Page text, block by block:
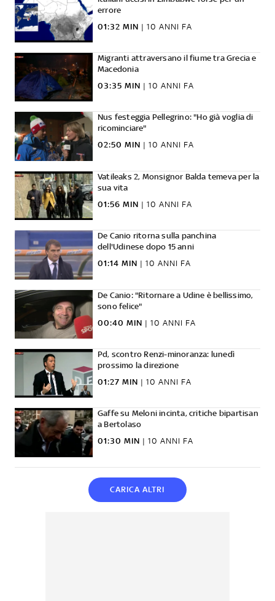
errore
01:32 MIN | 10 ANNI FA
Migranti attraversano il fiume tra Grecia e
Macedonia
03:35 MIN | 10 ANNI FA
Nus festeggia Pellegrino: "Ho già voglia di
ricominciare"
02:50 MIN | 10 ANNI FA
Vatileaks 2, Monsignor Balda temeva per la
sua vita
01:56 MIN | 10 ANNI FA
De Canio ritorna sulla panchina
dell'Udinese dopo 15 anni
01:14 MIN | 10 ANNI FA
De Canio: "Ritornare a Udine è bellissimo,
sono felice"
00:40 MIN | 10 ANNI FA
Pd, scontro Renzi-minoranza: lunedì
prossimo la direzione
01:27 MIN | 10 ANNI FA
Gaffe su Meloni incinta, critiche bipartisan
a Bertolaso
01:30 MIN | 10 ANNI FA
CARICA ALTRI